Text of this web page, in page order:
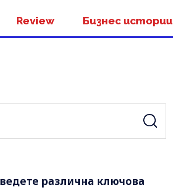
Review Бизнес истории
различна ключова